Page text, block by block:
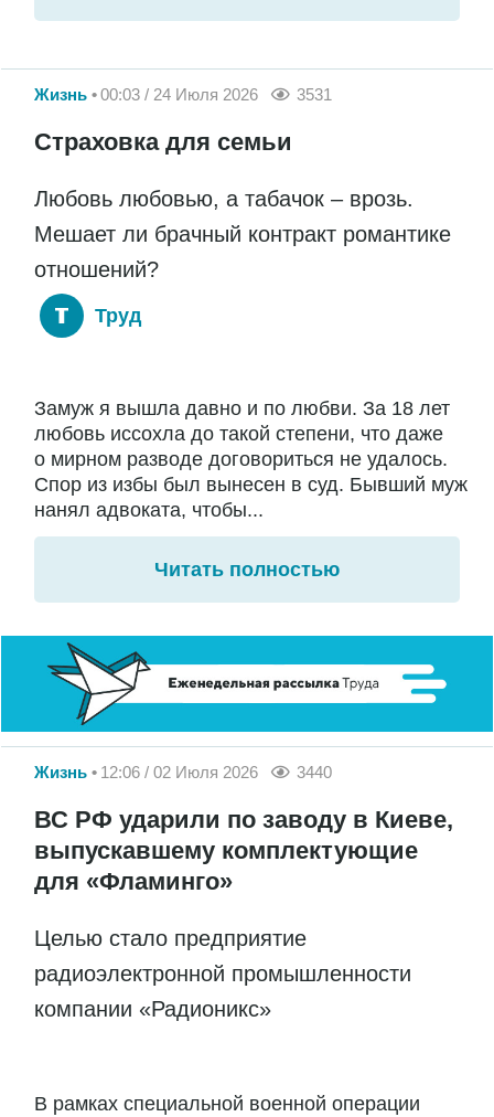
Жизнь 00:03 / 24 Июля 2026 3531
Страховка для семьи
Любовь любовью, а табачок – врозь.
Мешает ли брачный контракт романтике
отношений?
Труд
Замуж я вышла давно и по любви. За 18 лет
любовь иссохла до такой степени, что даже
о мирном разводе договориться не удалось.
Спор из избы был вынесен в суд. Бывший муж
нанял адвоката, чтобы...
Читать полностью
Жизнь 12:06 / 02 Июля 2026 3440
ВС РФ ударили по заводу в Киеве,
выпускавшему комплектующие
для «Фламинго»
Целью стало предприятие
радиоэлектронной промышленности
компании «Радионикс»
В рамках специальной военной операции